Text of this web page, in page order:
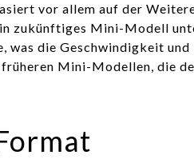
vor allem auf der
zukünftiges Mini-Modell
was die Geschwindigkeit
Mini-Modellen, die